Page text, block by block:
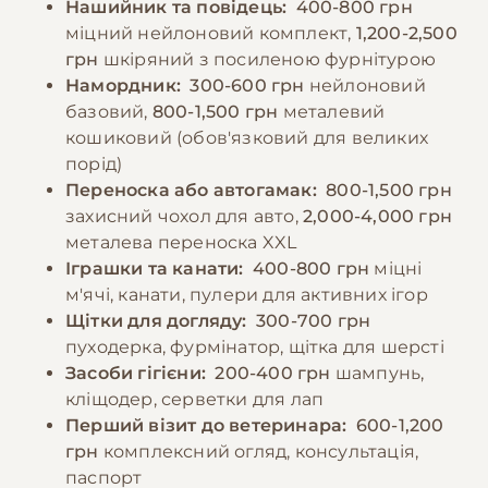
🎁 −10% на зоотовари
За промокодом E-PET
Нашийник та повідець: 400-800 грн
міцний нейлоновий комплект, 1,200-2,500
грн шкіряний з посиленою фурнітурою
Намордник: 300-600 грн нейлоновий
базовий, 800-1,500 грн металевий
кошиковий (обов'язковий для великих
порід)
Переноска або автогамак: 800-1,500 грн
захисний чохол для авто, 2,000-4,000 грн
металева переноска XXL
Іграшки та канати: 400-800 грн міцні
м'ячі, канати, пулери для активних ігор
Щітки для догляду: 300-700 грн
пуходерка, фурмінатор, щітка для шерсті
Засоби гігієни: 200-400 грн шампунь,
кліщодер, серветки для лап
Перший візит до ветеринара: 600-1,200
грн комплексний огляд, консультація,
паспорт